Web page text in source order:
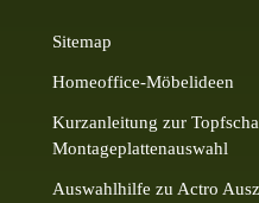
Sitemap
Homeoffice-Möbelideen
Kurzanleitung zur
Montageplattenauswahl
Auswahlhilfe zu Actro